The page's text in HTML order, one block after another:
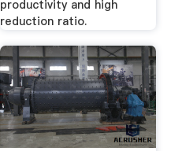
productivity and high
reduction ratio.